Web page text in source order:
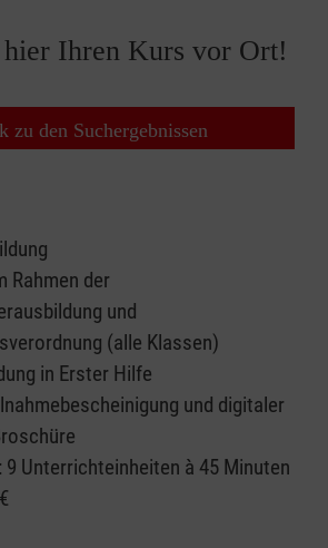
hier Ihren Kurs vor Ort!
zu den Suchergebnissen
Rahmen der
und
(alle Klassen)
in Erster Hilfe
und digitaler
9 Unterrichteinheiten à 45 Minuten
€